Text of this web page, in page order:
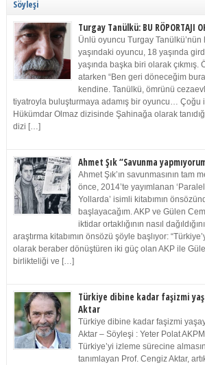
Söyleşi
Turgay Tanülkü: BU RÖPORTAJI
Ünlü oyuncu Turgay Tanülkü’nün
yaşındaki oyuncu, 18 yaşında
yaşında başka biri olarak çıkmış.
atarken “Ben geri döneceğim
kendine. Tanülkü, ömrünü
tiyatroyla buluşturmaya adamış bir oyuncu… Çoğu
Hükümdar Olmaz dizisinde Şahinağa olarak
dizi […]
Ahmet Şık “Savunma
Ahmet Şık’ın savunmasının tam
önce, 2014’te yayımlanan
Yollarda’ isimli kitabımın
başlayacağım. AKP ve Gülen
iktidar ortaklığının nasıl
araştırma kitabımın önsözü şöyle başlıyor:
olarak beraber dönüştüren iki güç olan AKP ile
birlikteliği ve […]
Türkiye dibine kadar faşizmi
Aktar
Türkiye dibine kadar faşizmi
Aktar – Söyleşi : Yeter Polat
Türkiye’yi izleme sürecine
tanımlayan Prof. Cengiz Aktar,